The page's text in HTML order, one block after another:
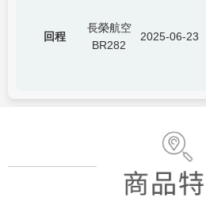
回程
長榮航空
BR282
2025-06-23